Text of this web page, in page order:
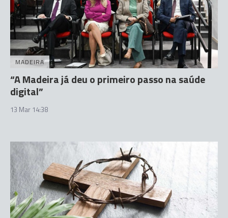
MADEIRA
“A Madeira já deu o primeiro passo na saúde
digital”
13 Mar 14:38